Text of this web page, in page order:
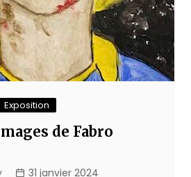
Exposition
de Fabro
31 janvier 2024